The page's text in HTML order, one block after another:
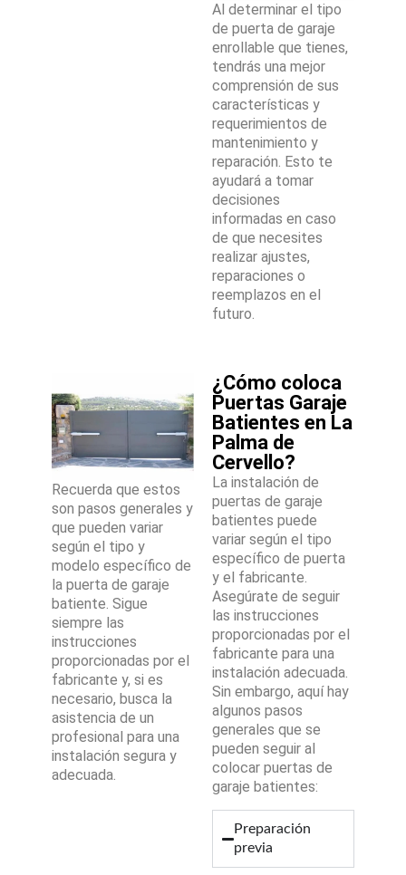
Al determinar el tipo
de puerta de garaje
enrollable que tienes,
tendrás una mejor
comprensión de sus
características y
requerimientos de
mantenimiento y
reparación. Esto te
ayudará a tomar
decisiones
informadas en caso
de que necesites
realizar ajustes,
reparaciones o
reemplazos en el
futuro.
Recuerda que estos
son pasos generales y
que pueden variar
según el tipo y
modelo específico de
la puerta de garaje
batiente. Sigue
siempre las
instrucciones
proporcionadas por el
fabricante y, si es
necesario, busca la
asistencia de un
profesional para una
instalación segura y
adecuada.
¿Cómo coloca
Puertas Garaje
Batientes en La
Palma de
Cervello?
La instalación de
puertas de garaje
batientes puede
variar según el tipo
específico de puerta
y el fabricante.
Asegúrate de seguir
las instrucciones
proporcionadas por el
fabricante para una
instalación adecuada.
Sin embargo, aquí hay
algunos pasos
generales que se
pueden seguir al
colocar puertas de
garaje batientes:
Preparación
previa